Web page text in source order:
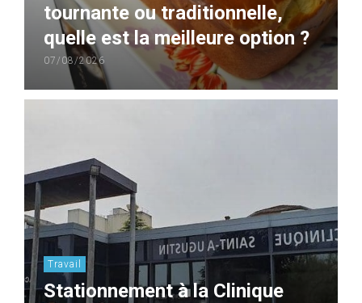
tournante ou traditionnelle,
quelle est la meilleure option ?
07/08/2026
Travail
Stationnement à la Clinique